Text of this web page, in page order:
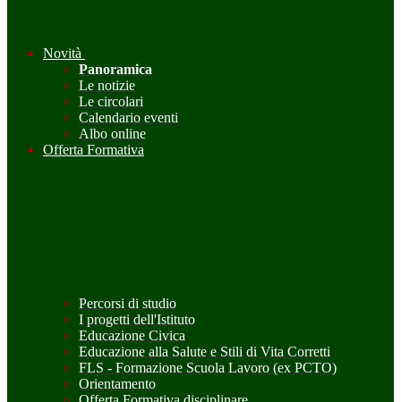
Novità
Panoramica
Le notizie
Le circolari
Calendario eventi
Albo online
Offerta Formativa
Percorsi di studio
I progetti dell'Istituto
Educazione Civica
Educazione alla Salute e Stili di Vita Corretti
FLS - Formazione Scuola Lavoro (ex PCTO)
Orientamento